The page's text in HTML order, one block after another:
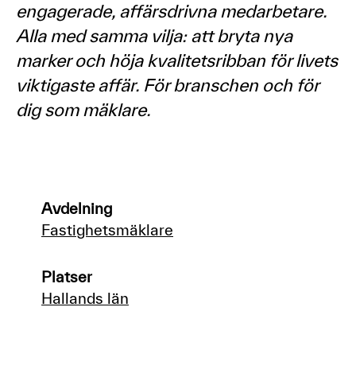
engagerade, affärsdrivna medarbetare.
Alla med samma vilja: att bryta nya
marker och höja kvalitetsribban för livets
viktigaste affär. För branschen och för
dig som mäklare.
Avdelning
Fastighetsmäklare
Platser
Hallands län